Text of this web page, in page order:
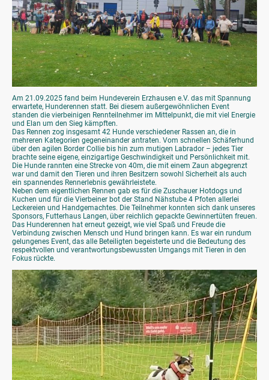
Am 21.09.2025 fand beim Hundeverein Erzhausen e.V. das mit Spannung
erwartete, Hunderennen statt. Bei diesem außergewöhnlichen Event
standen die vierbeinigen Rennteilnehmer im Mittelpunkt, die mit viel Energie
und Elan um den Sieg kämpften.
Das Rennen zog insgesamt 42 Hunde verschiedener Rassen an, die in
mehreren Kategorien gegeneinander antraten. Vom schnellen Schäferhund
über den agilen Border Collie bis hin zum mutigen Labrador – jedes Tier
brachte seine eigene, einzigartige Geschwindigkeit und Persönlichkeit mit.
Die Hunde rannten eine Strecke von 40m, die mit einem Zaun abgegrenzt
war und damit den Tieren und ihren Besitzern sowohl Sicherheit als auch
ein spannendes Rennerlebnis gewährleistete.
Neben dem eigentlichen Rennen gab es für die Zuschauer Hotdogs und
Kuchen und für die Vierbeiner bot der Stand Nähstube 4 Pfoten allerlei
Leckereien und Handgemachtes. Die Teilnehmer konnten sich dank unseres
Sponsors, Futterhaus Langen, über reichlich gepackte Gewinnertüten freuen.
Das Hunderennen hat erneut gezeigt, wie viel Spaß und Freude die
Verbindung zwischen Mensch und Hund bringen kann. Es war ein rundum
gelungenes Event, das alle Beteiligten begeisterte und die Bedeutung des
respektvollen und verantwortungsbewussten Umgangs mit Tieren in den
Fokus rückte.